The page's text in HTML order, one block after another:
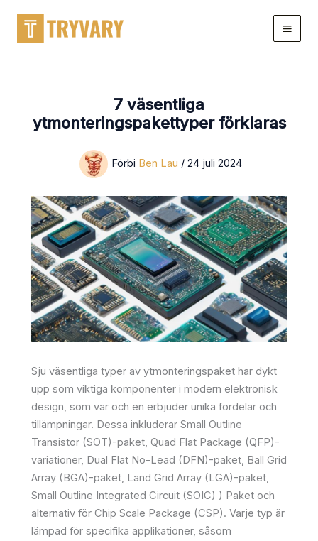
innehållet
7 väsentliga
ytmonteringspakettyper förklaras
Förbi Ben Lau / 24 juli 2024
Sju väsentliga typer av ytmonteringspaket har dykt
upp som viktiga komponenter i modern elektronisk
design, som var och en erbjuder unika fördelar och
tillämpningar. Dessa inkluderar Small Outline
Transistor (SOT)-paket, Quad Flat Package (QFP)-
variationer, Dual Flat No-Lead (DFN)-paket, Ball Grid
Array (BGA)-paket, Land Grid Array (LGA)-paket,
Small Outline Integrated Circuit (SOIC) ) Paket och
alternativ för Chip Scale Package (CSP). Varje typ är
lämpad för specifika applikationer, såsom